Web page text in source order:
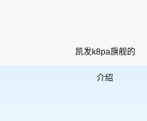
凯发k8pa旗舰的
介绍